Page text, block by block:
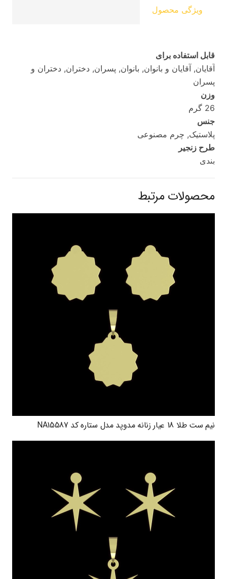
ویژگی محصول
قابل استفاده برای
آقایان, آقایان و بانوان, بانوان, پسران, دختران, دختران و
پسران
وزن
26 گرم
جنس
پلاستیک, چرم مصنوعی
طرح زنجیر
بندی
محصولات مرتبط
نیم ست طلا 18 عیار زنانه مدوپد مدل ستاره کد NA15587